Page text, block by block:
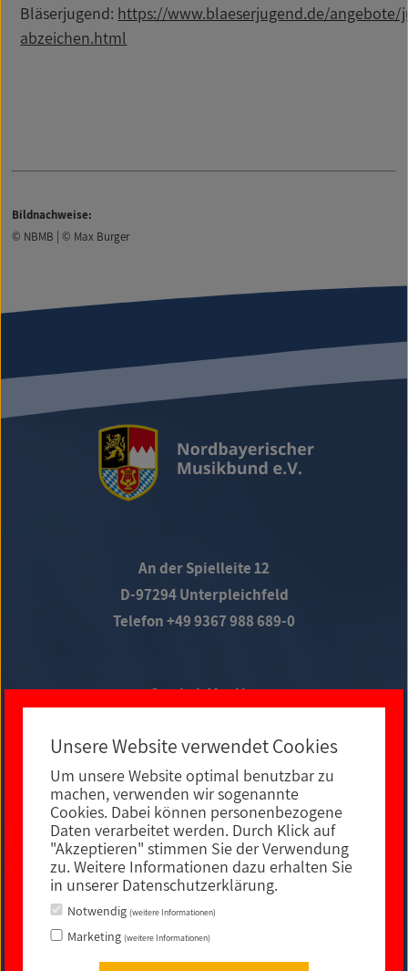
Bläserjugend: https://www.blaeserjugend.de/angebote/
abzeichen.html
Bildnachweise:
© NBMB | © Max Burger
An der Spielleite 12
D-97294 Unterpleichfeld
Telefon +49 9367 988 689-0
Social Media
E-MAIL KONTAKT
Unsere Website verwendet Cookies
Um unsere Website optimal benutzbar zu
machen, verwenden wir sogenannte
Cookies. Dabei können personenbezogene
Daten verarbeitet werden. Durch Klick auf
"Akzeptieren" stimmen Sie der Verwendung
zu. Weitere Informationen dazu erhalten Sie
in unserer Datenschutzerklärung.
Notwendig (weitere Informationen)
Marketing (weitere Informationen)